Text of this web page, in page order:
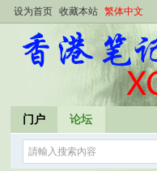
设为首页 收藏本站 繁体中文
门户 论坛